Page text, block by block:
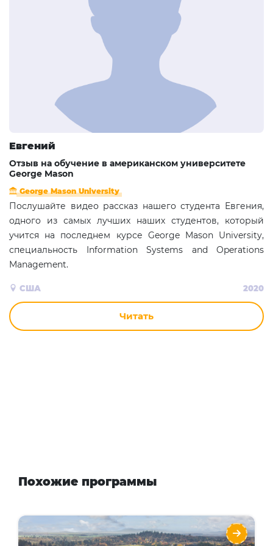
Евгений
Отзыв на обучение в американском университете
George Mason
George Mason University
Послушайте видео рассказ нашего студента Евгения,
одного из самых лучших наших студентов, который
учится на последнем курсе George Mason University,
специальность Information Systems and Operations
Management.
США 2020
Читать
Похожие программы
Oregon State University